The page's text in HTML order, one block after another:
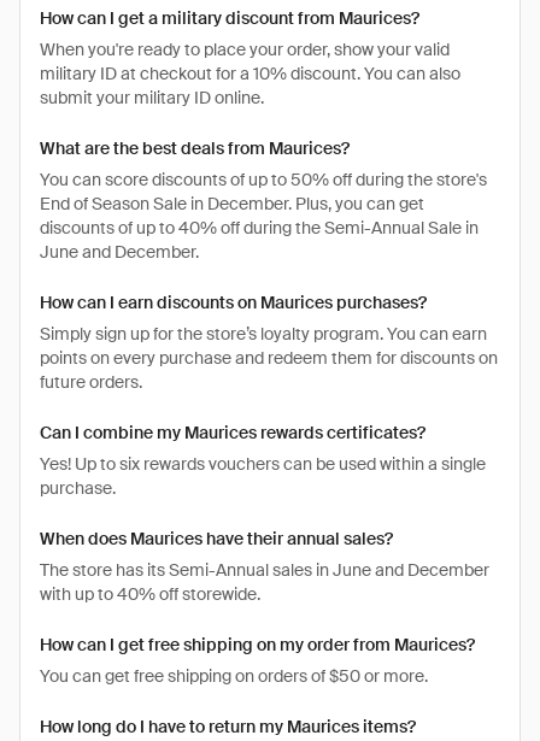
How can I get a military discount from Maurices?
When you're ready to place your order, show your valid
military ID at checkout for a 10% discount. You can also
submit your military ID online.
What are the best deals from Maurices?
You can score discounts of up to 50% off during the store's
End of Season Sale in December. Plus, you can get
discounts of up to 40% off during the Semi-Annual Sale in
June and December.
How can I earn discounts on Maurices purchases?
Simply sign up for the store’s loyalty program. You can earn
points on every purchase and redeem them for discounts on
future orders.
Can I combine my Maurices rewards certificates?
Yes! Up to six rewards vouchers can be used within a single
purchase.
When does Maurices have their annual sales?
The store has its Semi-Annual sales in June and December
with up to 40% off storewide.
How can I get free shipping on my order from Maurices?
You can get free shipping on orders of $50 or more.
How long do I have to return my Maurices items?